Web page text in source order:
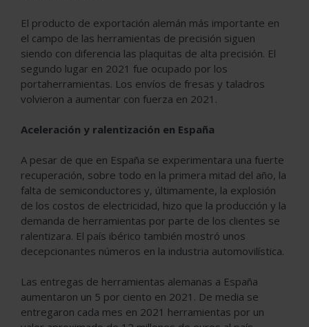
El producto de exportación alemán más importante en
el campo de las herramientas de precisión siguen
siendo con diferencia las plaquitas de alta precisión. El
segundo lugar en 2021 fue ocupado por los
portaherramientas. Los envíos de fresas y taladros
volvieron a aumentar con fuerza en 2021.
Aceleración y ralentización en España
A pesar de que en España se experimentara una fuerte
recuperación, sobre todo en la primera mitad del año, la
falta de semiconductores y, últimamente, la explosión
de los costos de electricidad, hizo que la producción y la
demanda de herramientas por parte de los clientes se
ralentizara. El país ibérico también mostró unos
decepcionantes números en la industria automovilística.
Las entregas de herramientas alemanas a España
aumentaron un 5 por ciento en 2021. De media se
entregaron cada mes en 2021 herramientas por un